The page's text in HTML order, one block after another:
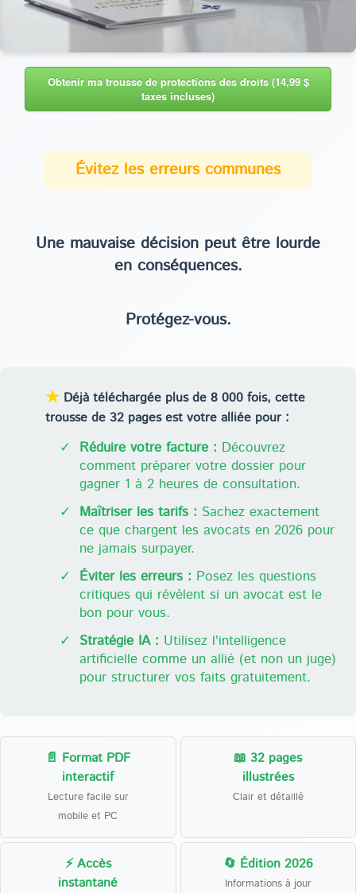
Obtenir ma trousse de protections des droits (14,99 $
taxes incluses)
Évitez les erreurs communes
Une mauvaise décision peut être lourde
en conséquences.
Protégez-vous.
★ Déjà téléchargée plus de 8 000 fois, cette
trousse de 32 pages est votre alliée pour :
✓ Réduire votre facture : Découvrez
comment préparer votre dossier pour
gagner 1 à 2 heures de consultation.
✓ Maîtriser les tarifs : Sachez exactement
ce que chargent les avocats en 2026 pour
ne jamais surpayer.
✓ Éviter les erreurs : Posez les questions
critiques qui révèlent si un avocat est le
bon pour vous.
✓ Stratégie IA : Utilisez l'intelligence
artificielle comme un allié (et non un juge)
pour structurer vos faits gratuitement.
📄 Format PDF
interactif
Lecture facile sur
mobile et PC
📖 32 pages
illustrées
Clair et détaillé
⚡ Accès
instantané
🔄 Édition 2026
Informations à jour